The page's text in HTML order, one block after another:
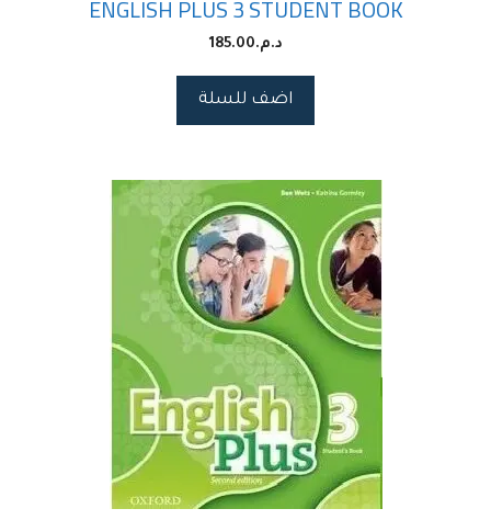
ENGLISH PLUS 3 STUDENT BOOK
د.م.185.00
اضف للسلة